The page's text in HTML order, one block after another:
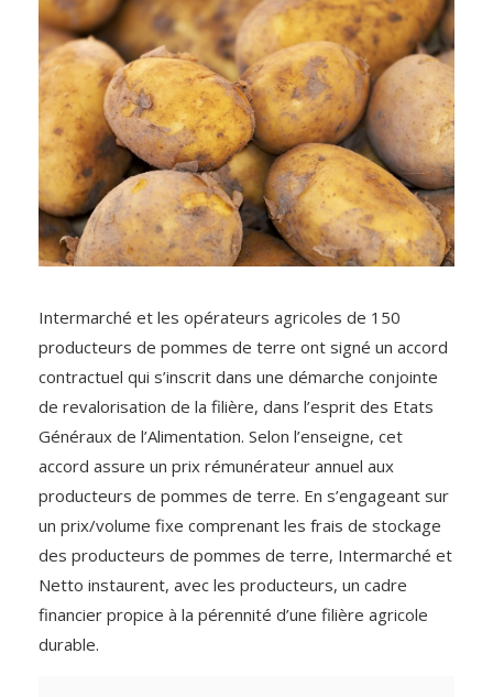
Intermarché et les opérateurs agricoles de 150
producteurs de pommes de terre ont signé un accord
contractuel qui s’inscrit dans une démarche conjointe
de revalorisation de la filière, dans l’esprit des Etats
Généraux de l’Alimentation. Selon l’enseigne, cet
accord assure un prix rémunérateur annuel aux
producteurs de pommes de terre. En s’engageant sur
un prix/volume fixe comprenant les frais de stockage
des producteurs de pommes de terre, Intermarché et
Netto instaurent, avec les producteurs, un cadre
financier propice à la pérennité d’une filière agricole
durable.